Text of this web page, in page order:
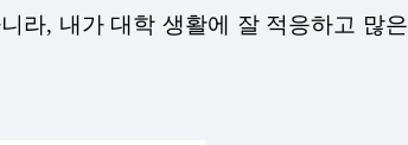
라, 내가 대학 생활에 잘 적응하고 많은